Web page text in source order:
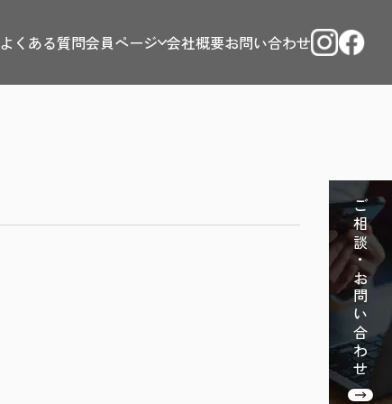
よくある質問会員ページ 会社概要お問い合わせ
ご相談・お問い合わせ